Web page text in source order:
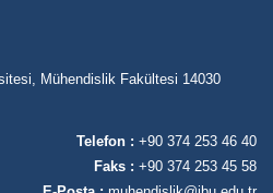
Mühendislik Fakültesi 14030
Telefon : +90 374 253 46 40
Faks : +90 374 253 45 58